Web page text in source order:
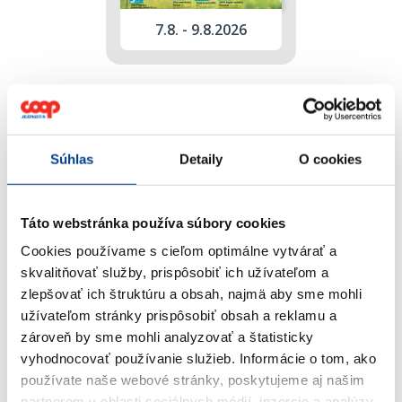
Súhlas Detaily O cookies
Táto webstránka používa súbory cookies
Cookies používame s cieľom optimálne vytvárať a
skvalitňovať služby, prispôsobiť ich užívateľom a
zlepšovať ich štruktúru a obsah, najmä aby sme mohli
užívateľom stránky prispôsobiť obsah a reklamu a
zároveň by sme mohli analyzovať a štatisticky
vyhodnocovať používanie služieb. Informácie o tom, ako
používate naše webové stránky, poskytujeme aj našim
7.8. - 9.8.2026